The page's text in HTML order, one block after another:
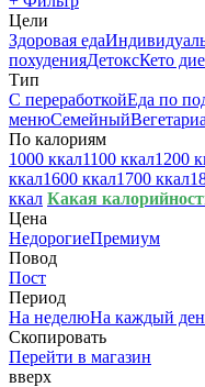
Цели
Здоровая еда
похуденияДетоксКето
Тип
С переработкойЕда по
менюСемейный
По калориям
1000 ккал1100 ккал1200
ккал1600 ккал1700 ккал
ккал Какая
Цена
НедорогиеПремиум
Повод
Пост
Период
На неделюНа каждый
Скопировать
Перейти в магазин
вверх